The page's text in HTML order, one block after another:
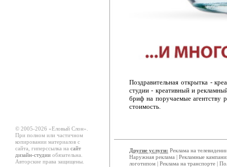
Поздравительная открытка -
студии - креативный и
бриф на поручаемые агентству
стоимость.
© 2005-2026 «Еловый Cлон».
При полном или частичном
копировании материалов с
сайта, гиперссылка на сайт
дизайн-студии обязательна.
Авторские права защищены.
Другие услуги: Реклама на
Наружная реклама | Рекламные
логотипом | Реклама на транспорте |